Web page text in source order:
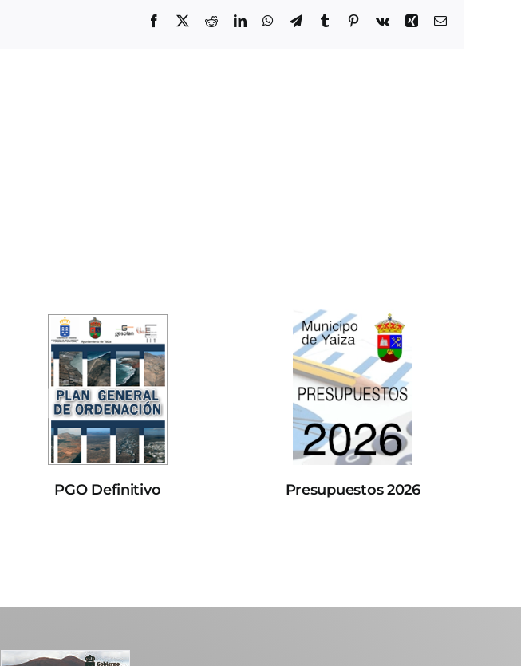
Facebook
X RedditLinkedInWhatsApp
TelegramTumblrPinterest
Vk Xing Correo
PGO Definitivo Presupuestos 2026